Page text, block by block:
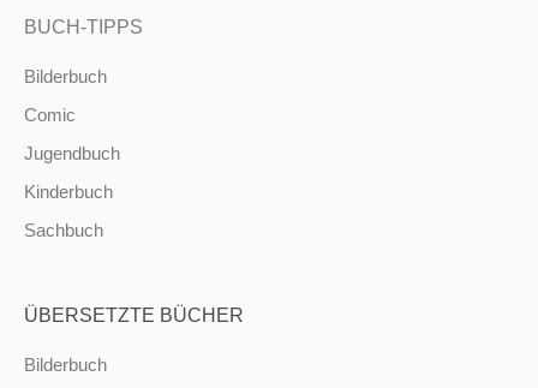
BUCH-TIPPS
Bilderbuch
Comic
Jugendbuch
Kinderbuch
Sachbuch
ÜBERSETZTE BÜCHER
Bilderbuch